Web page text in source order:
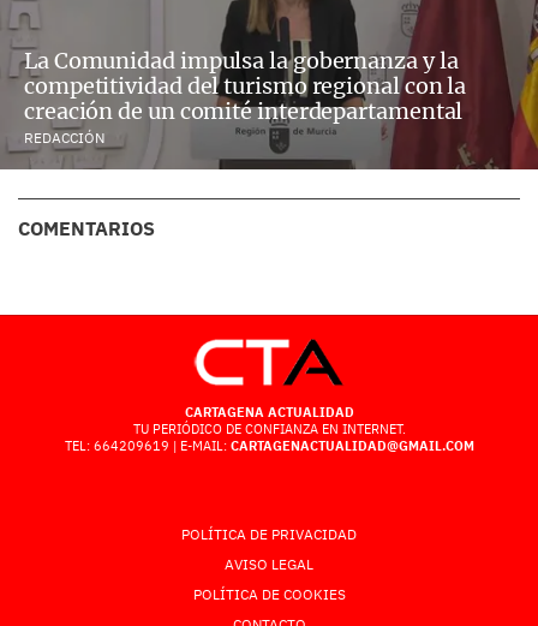
La Comunidad impulsa la gobernanza y la
competitividad del turismo regional con la
creación de un comité interdepartamental
REDACCIÓN
COMENTARIOS
CARTAGENA ACTUALIDAD
TU PERIÓDICO DE CONFIANZA EN INTERNET.
TEL: 664209619 | E-MAIL: CARTAGENACTUALIDAD@GMAIL.COM
POLÍTICA DE PRIVACIDAD
AVISO LEGAL
POLÍTICA DE COOKIES